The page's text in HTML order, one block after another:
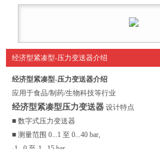
经济型紧凑型-压力变送器介绍
经济型紧凑型-压力变送器介绍
应用于食品/制药/生物科技等行业
经济型紧凑型压力变送器 设计特点
■ 数字式压力变送器
■ 测量范围 0...1 至 0...40 bar,